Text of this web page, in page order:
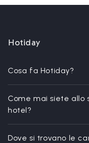
Hotiday
Cosa fa Hotiday?
Come mai siete allo
hotel?
Dove si trovano le